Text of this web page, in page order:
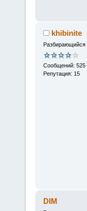
khibinite
Разбирающийся
Сообщений: 525
Репутация: 15
DIM